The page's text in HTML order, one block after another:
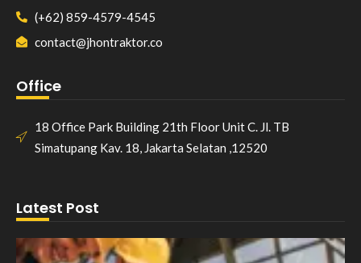
(+62) 859-4579-4545
contact@jhontraktor.co
Office
18 Office Park Building 21th Floor Unit C. Jl. TB
Simatupang Kav. 18, Jakarta Selatan ,12520
Latest Post